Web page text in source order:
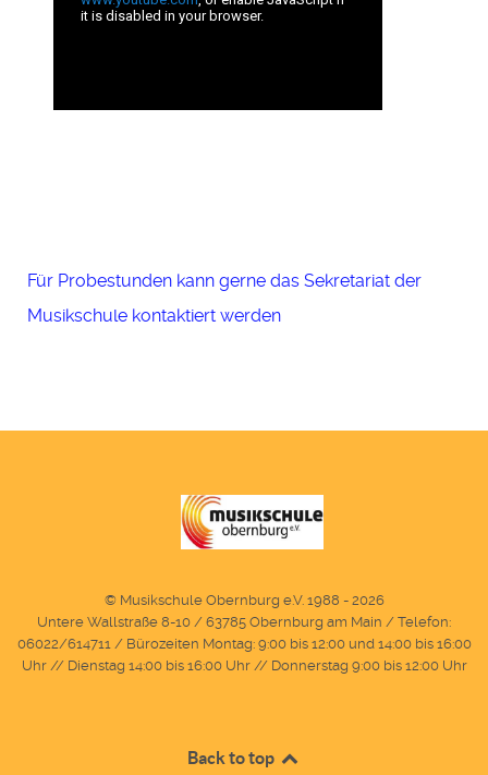
Für Probestunden kann gerne das Sekretariat der
Musikschule kontaktiert werden
© Musikschule Obernburg e.V. 1988 - 2026
Untere Wallstraße 8-10 / 63785 Obernburg am Main / Telefon:
06022/614711 / Bürozeiten Montag: 9:00 bis 12:00 und 14:00 bis 16:00
Uhr // Dienstag 14:00 bis 16:00 Uhr // Donnerstag 9:00 bis 12:00 Uhr
Back to top